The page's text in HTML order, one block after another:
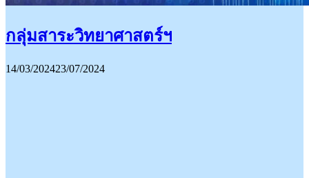
กลุ่มสาระวิทยาศาสตร์ฯ
14/03/202423/07/2024